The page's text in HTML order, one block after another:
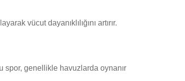
vücut dayanıklılığını artırır.
spor, genellikle havuzlarda oynanır